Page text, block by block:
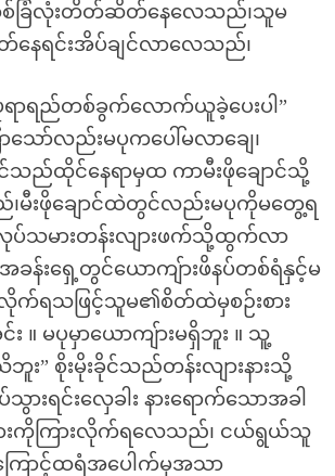
စ်ခြံလုံးတိတ်ဆိတ်နေလေသည်၊သူမ
ေရင်းအိပ်ချင်လာလေသည်၊
ရာရည်တစ်ခွက်လောက်ယူခဲ့ပေးပါ”
သော်လည်းမပုကပေါ်မလာချေ၊
င်သည်ထိုင်နေရာမှထ ကာမီးဖိုချောင်သို့
းဖိုချောင်ထဲတွင်လည်းမပုကိုမတွေ့ရ
ပ်သမားတန်းလျားဖက်သို့ထွက်လာ
န်းရှေ့တွင်ယောကျ်ားဖိနပ်တစ်ရံနှင့်မ
ရသဖြင့်သူမ၏စိတ်ထဲမှစဉ်းစား
။ မပုမှာယောကျ်ားမရှိဘူး ။ သူ့
” စိုးမိုးခိုင်သည်တန်းလျားနားသို့
ားရင်းလှေခါး နားရောက်သောအခါ
းကိုကြားလိုက်ရလေသည်၊ ငယ်ရွယ်သူ
ြောင့်ထရံအပေါက်မှအသာ